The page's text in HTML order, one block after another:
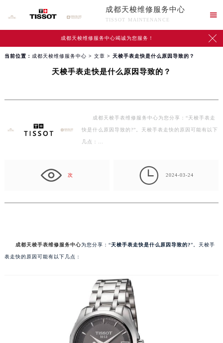
成都天梭维修服务中心
TISSOT MAINTENANCE

成都天梭维修服务中心竭诚为您服务！ 
当前位置： 成都天梭维修服务中心 > 文章 > 天梭手表走快是什么原因导致的？
天梭手表走快是什么原因导致的？
成都天梭手表维修服务中心为您分享：“天梭手表走
快是什么原因导致的?”。天梭手表走快的原因可能有以下
几点：…
次  2024-03-24
成都天梭手表维修服务中心为您分享：“天梭手表走快是什么原因导致的?”。天梭手
表走快的原因可能有以下几点：